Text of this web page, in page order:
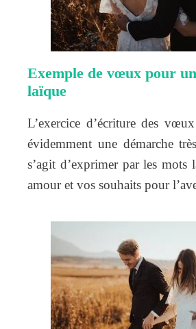
Exemple de vœux pour
laïque
L’exercice d’écriture des
évidemment une démarche
s’agit d’exprimer par les mots
amour et vos souhaits pour